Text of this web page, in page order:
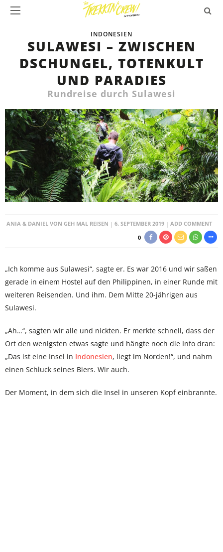
INDONESIEN
SULAWESI – ZWISCHEN
DSCHUNGEL, TOTENKULT
UND PARADIES
Rundreise durch Sulawesi
ANIA & DANIEL VON GEH MAL REISEN 6. SEPTEMBER 2019
ADD COMMENT
0
„Ich komme aus Sulawesi“, sagte er. Es war 2016 und wir saßen
gerade in einem Hostel auf den Philippinen, in einer Runde mit
weiteren Reisenden. Und ihm. Dem Mitte 20-jährigen aus
Sulawesi.
„Ah…“, sagten wir alle und nickten. Er merkte schnell, dass der
Ort den wenigsten etwas sagte und hängte noch die Info dran:
„Das ist eine Insel in Indonesien, liegt im Norden!“, und nahm
einen Schluck seines Biers. Wir auch.
Der Moment, in dem sich die Insel in unseren Kopf einbrannte.